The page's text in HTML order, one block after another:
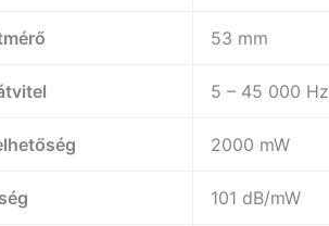
53 mm
5 – 45 000 Hz
2000 mW
101 dB/mW